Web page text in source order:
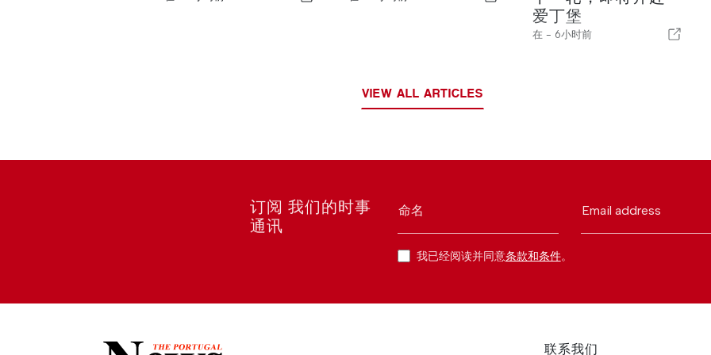
爱丁堡
在 - 6小时前
VIEW ALL ARTICLES
订阅 我们的时事
通讯
命名 Email address
我已经阅读并同意条款和条件。
联系我们